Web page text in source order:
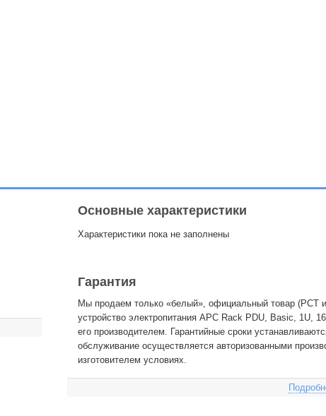
Основные характеристики
Характеристики пока не заполнены
Гарантия
Мы продаем только «белый», официальный товар (РСТ
устройство электропитания APC Rack PDU, Basic, 1U,
его производителем. Гарантийные сроки
обслуживание осуществляется авторизованными
изготовителем условиях.